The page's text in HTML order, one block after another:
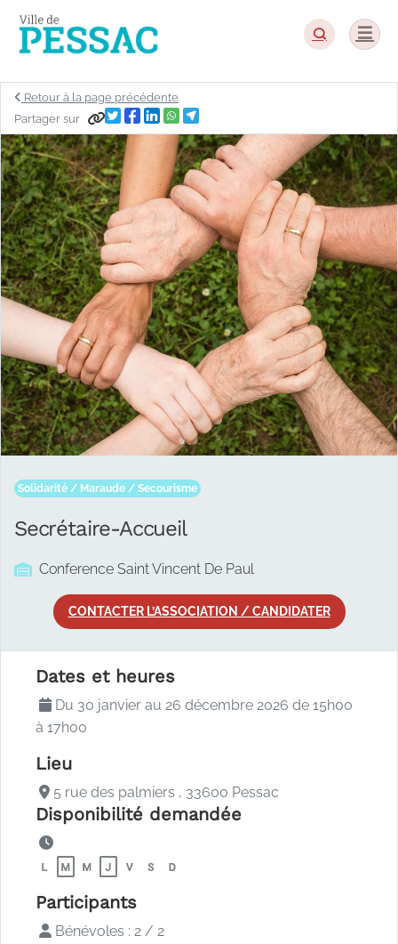
Retour à la page précédente
Partager sur
Solidarité / Maraude / Secourisme
Secrétaire-Accueil
Conference Saint Vincent De Paul
CONTACTER L’ASSOCIATION / CANDIDATER
Description de
Dates et heures
Du 30 janvier au 26 décembre 2026 de 15h00
à 17h00
Lieu
5 rue des palmiers , 33600 Pessac
Disponibilité demandée
Participants
Bénévoles : 2 / 2
Panneau de gestion des cookies